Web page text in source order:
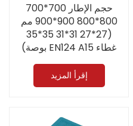
حجم الإطار 700*700
800*800 900*900 مم
(27*27 31*31 35*35
بوصة) EN124 A15 غطاء
مجاري مصنوع من الألياف
الزجاجية FRP مع مقابضإقرأ المزيد